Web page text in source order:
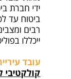
ידי חברת
ביטוח עד
רבים
ייכללו
עובד
קולקטיבי